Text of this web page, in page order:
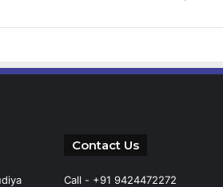
Contact Us
Call - +91 9424472272